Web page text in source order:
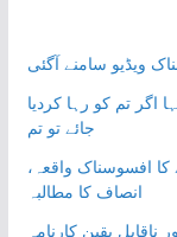
ویڈیو سامنے آگئی
تم کو رہا کردیا
جائے تو تم
افسوسناک واقعہ،
انصاف کا مطالبہ
یقین کارنامہ